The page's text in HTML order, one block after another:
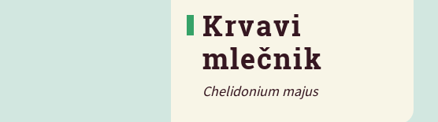
Krvavi
mlečnik
Chelidonium majus